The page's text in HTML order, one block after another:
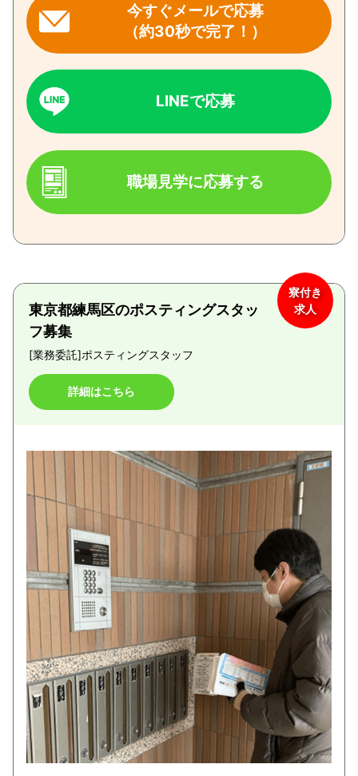
今すぐメールで応募
（約30秒で完了！）
LINEで応募
職場見学に応募する
東京都練馬区のポスティングスタッ
フ募集
[業務委託]ポスティングスタッフ
詳細はこちら
寮付き
求人